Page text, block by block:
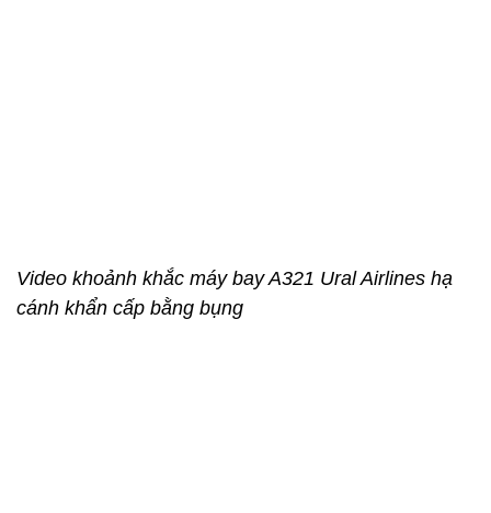
Video khoảnh khắc máy bay A321 Ural Airlines hạ
cánh khẩn cấp bằng bụng